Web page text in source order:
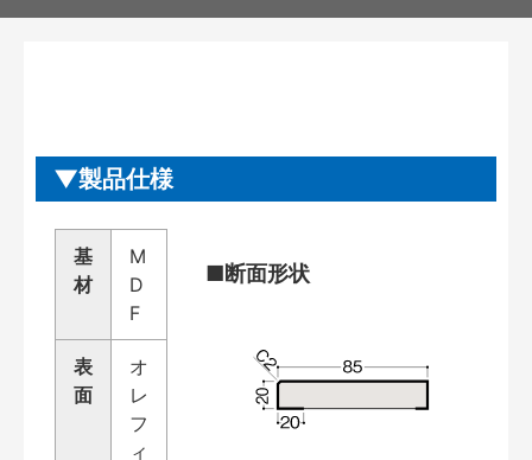
製品仕様
基
材
M
D
F
表
面
オ
レ
フ
ィ
■断面形状